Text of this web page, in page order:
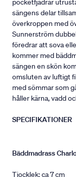
pocketfjädrar
sängens delar
överkroppen med
Sunnerström
föredrar att sova
kommer med
sängen en skön
omsluten av luftigt
med sömmar som
håller kärna, vadd
SPECIFIKATIONER
Bäddmadrass
Tjocklek: ca 7 cm